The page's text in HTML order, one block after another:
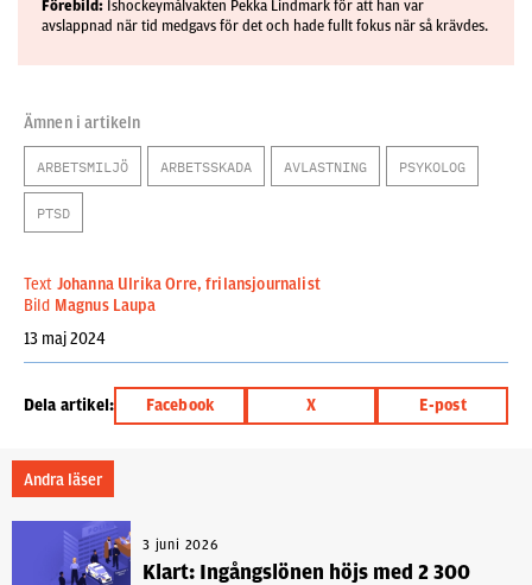
Förebild: Ishockeymålvakten Pekka Lindmark för att han var
avslappnad när tid medgavs för det och hade fullt fokus när så krävdes.
Ämnen i artikeln
ARBETSMILJÖ ARBETSSKADA AVLASTNING PSYKOLOG
PTSD
Text Johanna Ulrika Orre, frilansjournalist
Bild Magnus Laupa
13 maj 2024
Dela artikel: Facebook X E-post
Andra läser
3 juni 2026
Klart: Ingångslönen höjs med 2 300